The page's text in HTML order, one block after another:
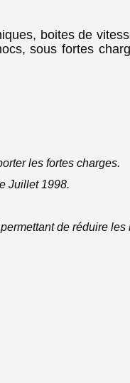
boites de
sous fortes
les fortes charges.
Juillet 1998.
de réduire